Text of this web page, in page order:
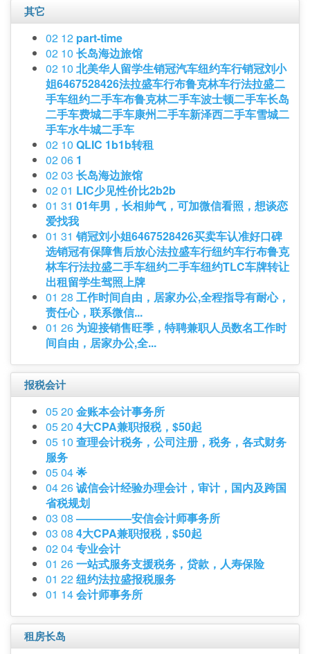
其它
02 12 part-time
02 10 长岛海边旅馆
02 10 北美华人留学生销冠汽车纽约车行销冠刘小
姐6467528426法拉盛车行布鲁克林车行法拉盛二
手车纽约二手车布鲁克林二手车波士顿二手车长岛
二手车费城二手车康州二手车新泽西二手车雪城二
手车水牛城二手车
02 10 QLIC 1b1b转租
02 06 1
02 03 长岛海边旅馆
02 01 LIC少见性价比2b2b
01 31 01年男，长相帅气，可加微信看照，想谈恋
爱找我
01 31 销冠刘小姐6467528426买卖车认准好口碑
选销冠有保障售后放心法拉盛车行纽约车行布鲁克
林车行法拉盛二手车纽约二手车纽约TLC车牌转让
出租留学生驾照上牌
01 28 工作时间自由，居家办公,全程指导有耐心，
责任心，联系微信...
01 26 为迎接销售旺季，特聘兼职人员数名工作时
间自由，居家办公,全...
报税会计
05 20 金账本会计事务所
05 20 4大CPA兼职报税，$50起
05 10 查理会计税务，公司注册，税务，各式财务
服务
05 04🌟
04 26诚信会计经验办理会计，审计，国内及跨国
省税规划
03 08—————安信会计师事务所
03 08 4大CPA兼职报税，$50起
02 04专业会计
01 26一站式服务支援税务，贷款，人寿保险
01 22纽约法拉盛报税服务
01 14会计师事务所
租房长岛